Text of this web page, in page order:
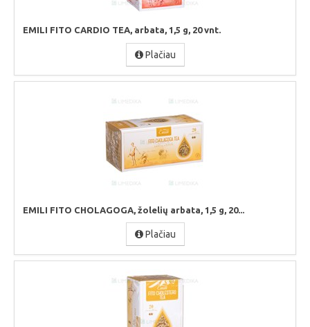
EMILI FITO CARDIO TEA, arbata, 1,5 g, 20 vnt.
Plačiau
EMILI FITO CHOLAGOGA, žolelių arbata, 1,5 g, 20...
Plačiau